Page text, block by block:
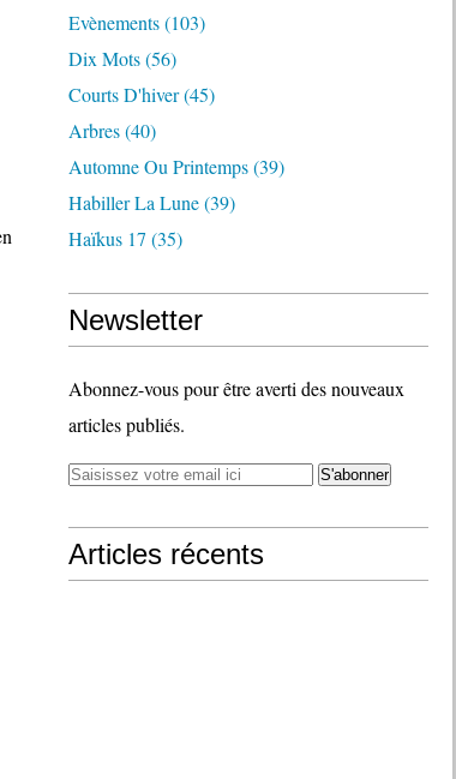
Evènements(103)
Dix Mots(56)
Courts D'hiver(45)
Arbres(40)
Automne Ou Printemps(39)
Habiller La Lune(39)
Haïkus 17 (35)
Newsletter
Abonnez-vous pour être averti des nouveaux
articles publiés.
Articles récents